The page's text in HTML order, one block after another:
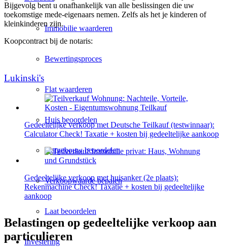
Immobilie waarderen
Bewertingsproces
Flat waarderen
Huis beoordelen
Flatgebouw beoordelen
Verkoopwaarde bepalen
Laat beoordelen
Investering
Bijgevolg bent u onafhankelijk van alle beslissingen die uw
toekomstige mede-eigenaars nemen. Zelfs als het je kinderen of
kleinkinderen zijn.
Koopcontract bij de notaris:
Lukinski's
Gedeeltelijke verkoop met Deutsche Teilkauf (testwinnaar):
Calculator Check! Taxatie + kosten bij gedeeltelijke aankoop
Gedeeltelijke verkoop met huisanker (2e plaats):
Rekenmachine Check! Taxatie + kosten bij gedeeltelijke
aankoop
Belastingen op gedeeltelijke verkoop aan
particulieren